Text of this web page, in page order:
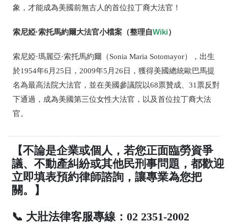
象，才能成為美國前無古人的首位拉丁裔大法官！
索尼婭·索托馬約爾大法官小檔案（整理自Wiki）
索尼婭·瑪麗亞·索托馬約爾（Sonia Maria Sotomayor），出生
於1954年6月25日，2009年5月26日，獲得美國總統歐巴馬提
名為最高法院大法官，並在美國參議院以68票贊成、31票反對
下通過，成為美國第三位女性大法官，以及首位拉丁裔大法
官。
【不論是企業或個人，若您正面臨勞資爭
議、不動產糾紛或其他民刑事問題，都歡迎
立即填表預約律師諮詢，讓專業為您把
關。】
📞 大壯法律客服專線：02 2351-2002